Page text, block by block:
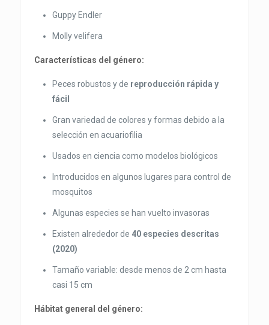
Guppy Endler
Molly velifera
Características del género:
Peces robustos y de reproducción rápida y
fácil
Gran variedad de colores y formas debido a la
selección en acuariofilia
Usados en ciencia como modelos biológicos
Introducidos en algunos lugares para control de
mosquitos
Algunas especies se han vuelto invasoras
Existen alrededor de 40 especies descritas
(2020)
Tamaño variable: desde menos de 2 cm hasta
casi 15 cm
Hábitat general del género: